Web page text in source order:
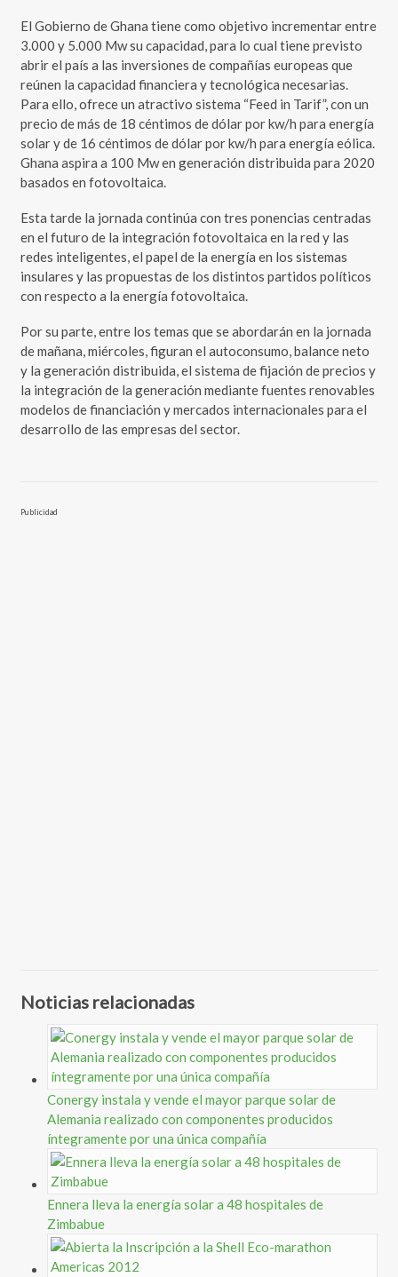
El Gobierno de Ghana tiene como objetivo incrementar entre
3.000 y 5.000 Mw su capacidad, para lo cual tiene previsto
abrir el país a las inversiones de compañías europeas que
reúnen la capacidad financiera y tecnológica necesarias.
Para ello, ofrece un atractivo sistema “Feed in Tarif”, con un
precio de más de 18 céntimos de dólar por kw/h para energía
solar y de 16 céntimos de dólar por kw/h para energía eólica.
Ghana aspira a 100 Mw en generación distribuida para 2020
basados en fotovoltaica.
Esta tarde la jornada continúa con tres ponencias centradas
en el futuro de la integración fotovoltaica en la red y las
redes inteligentes, el papel de la energía en los sistemas
insulares y las propuestas de los distintos partidos políticos
con respecto a la energía fotovoltaica.
Por su parte, entre los temas que se abordarán en la jornada
de mañana, miércoles, figuran el autoconsumo, balance neto
y la generación distribuida, el sistema de fijación de precios y
la integración de la generación mediante fuentes renovables
modelos de financiación y mercados internacionales para el
desarrollo de las empresas del sector.
Publicidad
Noticias relacionadas
Conergy instala y vende el mayor parque solar de
Alemania realizado con componentes producidos
íntegramente por una única compañía
Ennera lleva la energía solar a 48 hospitales de
Zimbabue